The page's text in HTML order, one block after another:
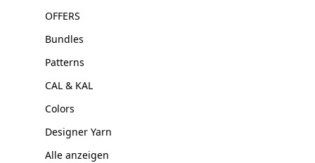
OFFERS
Bundles
Patterns
CAL & KAL
Colors
Designer Yarn
Alle anzeigen